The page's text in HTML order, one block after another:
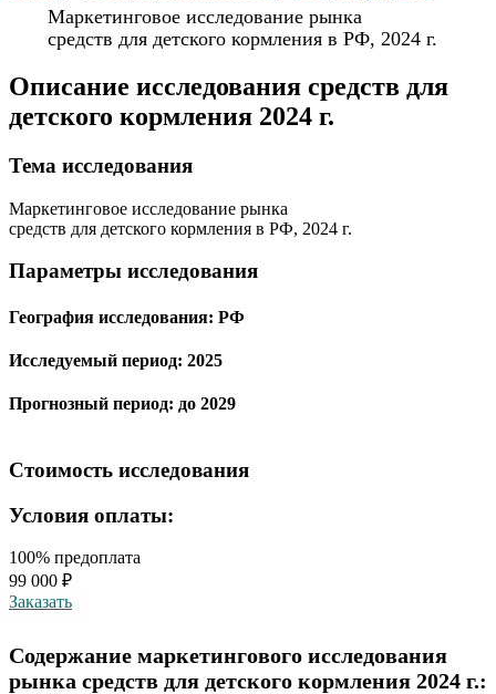
Маркетинговое исследование рынка
средств для детского кормления в РФ, 2024 г.
Описание исследования средств для
детского кормления 2024 г.
Тема иcследования
Маркетинговое исследование рынка
средств для детского кормления в РФ, 2024 г.
Параметры исследования
География исследования: РФ
Исследуемый период: 2025
Прогнозный период: до 2029
Стоимость исследования
Условия оплаты:
100% предоплата
99 000 ₽
Заказать
Содержание маркетингового исследования
рынка средств для детского кормления 2024 г.: